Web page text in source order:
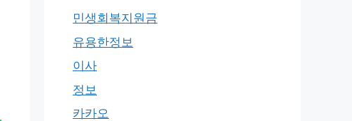
민생회복지원금
유용한정보
이사
정보
카카오